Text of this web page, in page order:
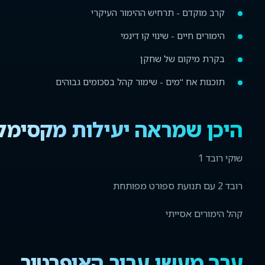
קרב מוקדם - תרחיש ההימור העיקרי
הימורים חיים - שינוי קו דינמי
בקרת מיקום של שחקן
תוכנות אח "מים - שימור קהל בסכומים גבוהים
היכן שמראה יעילות
שוקי רובד 1
רובד 2 עם תנועת ספורט מפותחת
קהל הימורים אסייתי